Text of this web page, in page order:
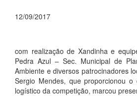
12/09/2017
com realização de Xandinha e
Pedra Azul – Sec. Municipal de
Ambiente e diversos patrocinadores
Sergio Mendes, que proporcionou
logístico da competição, marcou